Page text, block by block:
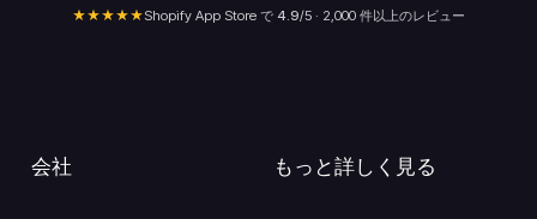
★★★★★Shopify App Store で 4.9/5 · 2,000 件以上のレビュー
会社 もっと詳しく見る